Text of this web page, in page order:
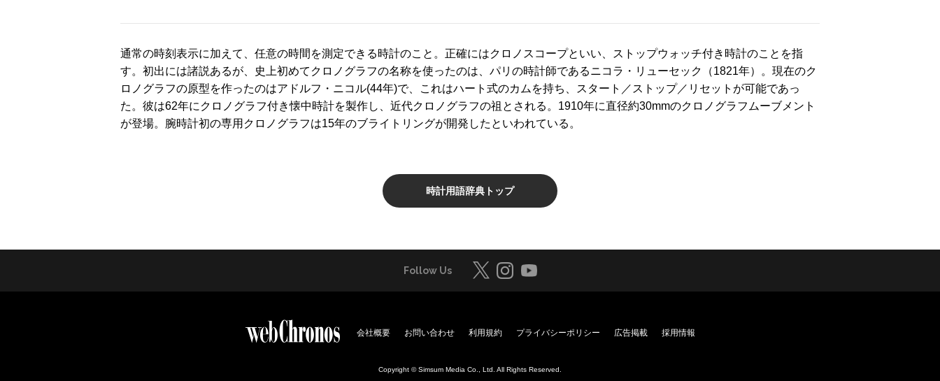
通常の時刻表示に加えて、任意の時間を測定できる時計のこと。正確にはクロノスコープといい、ストップウォッチ付き時計のことを指
す。初出には諸説あるが、史上初めてクロノグラフの名称を使ったのは、パリの時計師であるニコラ・リューセック（1821年）。現在のク
ロノグラフの原型を作ったのはアドルフ・ニコル(44年)で、これはハート式のカムを持ち、スタート／ストップ／リセットが可能であっ
た。彼は62年にクロノグラフ付き懐中時計を製作し、近代クロノグラフの祖とされる。1910年に直径約30mmのクロノグラフムーブメント
が登場。腕時計初の専用クロノグラフは15年のブライトリングが開発したといわれている。
時計用語辞典トップ
Follow Us
会社概要 お問い合わせ 利用規約 プライバシーポリシー 広告掲載 採用情報
Copyright © Simsum Media Co., Ltd. All Rights Reserved.